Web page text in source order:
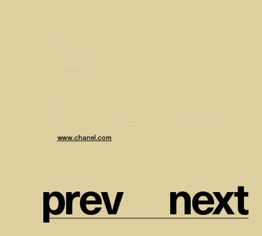
www.chanel.com
prev next